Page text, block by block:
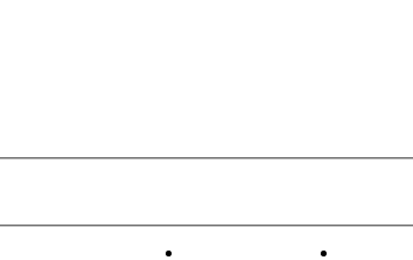
Энциклопедия кошек Детская фантазия